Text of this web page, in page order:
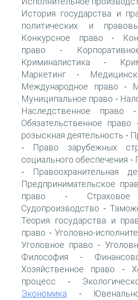
История государства и
политических и
Конкурсное право -
право -
Криминалистика -
Маркетинг -
Международное право -
Муниципальное право -
Наследственное право
Обязательственное право
розыскная деятельность -
- Право зарубежных
социального обеспечения -
- Правоохранительная
Предпринимательское
право -
Судопроизводство -
Теория государства и
право - Уголовно-
Уголовное право -
Философия -
Хозяйственное право -
процесс -
Экономика -